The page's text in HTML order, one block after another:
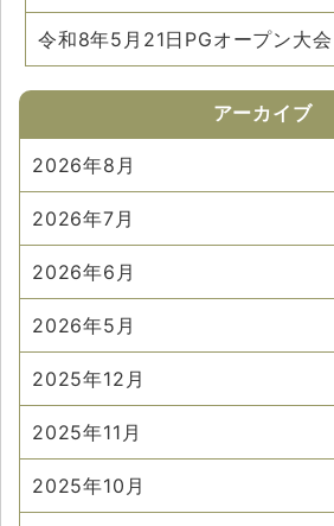
令和8年5月21日PGオープン大会
アーカイブ
2026年8月
2026年7月
2026年6月
2026年5月
2025年12月
2025年11月
2025年10月